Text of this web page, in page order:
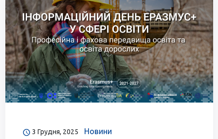
3 Грудня, 2025 Новини